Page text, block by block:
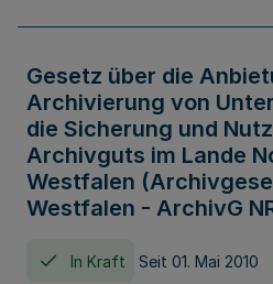
Gesetz über die
Archivierung von
die Sicherung und
Archivguts im Lande
Westfalen
Westfalen - ArchivG
In Kraft Seit 01. Mai 2010